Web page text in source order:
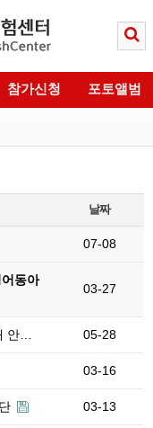
참가신청 포토앨범
날짜
07-08
동아
03-27
안… 05-28
03-16
03-13